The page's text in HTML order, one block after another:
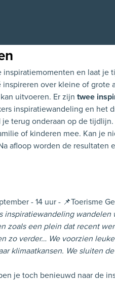
inspiratiemomenten en laat je
over kleine of grote
uitvoeren. Er zijn twee
inspiratiewandeling en het
terug onderaan op de
of kinderen mee. Kan je
afloop worden de resultaten
- 14 uur - 📌Toerisme
inspiratiewandeling
zoals een plein dat recent
zo verder… We voorzien
klimaatkansen. We sluiten
je toch benieuwd naar de